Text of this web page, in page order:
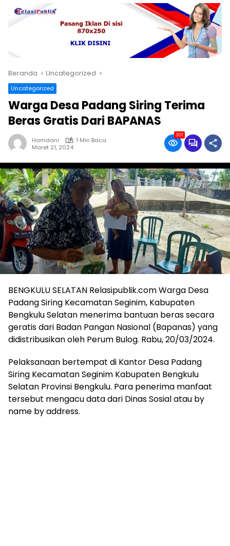
Beranda Uncategorized
Uncategorized
Warga Desa Padang Siring Terima
Beras Gratis Dari BAPANAS
Hamdani
1 Min Baca
Maret 21, 2024
301
BENGKULU SELATAN Relasipublik.com Warga Desa
Padang Siring Kecamatan Seginim, Kabupaten
Bengkulu Selatan menerima bantuan beras secara
geratis dari Badan Pangan Nasional (Bapanas) yang
didistribusikan oleh Perum Bulog. Rabu, 20/03/2024.
Pelaksanaan bertempat di Kantor Desa Padang
Siring Kecamatan Seginim Kabupaten Bengkulu
Selatan Provinsi Bengkulu. Para penerima manfaat
tersebut mengacu data dari Dinas Sosial atau by
name by address.